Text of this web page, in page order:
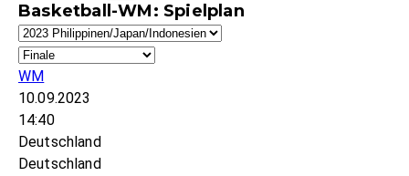
Basketball-WM: Spielplan
WM
10.09.2023
14:40
Deutschland
Deutschland